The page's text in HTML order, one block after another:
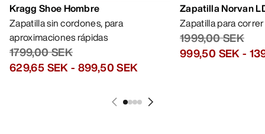
Kragg Shoe Hombre
Zapatilla sin cordones, para
aproximaciones rápidas
1799,00 SEK
629,65 SEK- 899,50 SEK
Zapatilla Norvan
Zapatilla para
1999,00 SEK
999,50 SEK-